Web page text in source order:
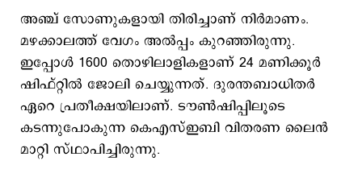
അഞ്ച് സോണുകളായി തിരിച്ചാണ് നിര്‍മാണം.
മഴക്കാലത്ത് വേഗം അല്‍പ്പം കുറഞ്ഞിരുന്നു.
ഇപ്പോള്‍ 1600 തൊഴിലാളികളാണ് 24 മണിക്കൂര്‍
ഷിഫ്റ്റില്‍ ജോലി ചെയ്യുന്നത്. ദുരന്തബാധിതര്‍
ഏറെ പ്രതീക്ഷയിലാണ്. ടൗണ്‍ഷിപ്പിലൂടെ
കടന്നുപോകുന്ന കെഎസ്ഇബി വിതരണ ലൈന്‍
മാറ്റി സ്ഥാപിച്ചിരുന്നു.